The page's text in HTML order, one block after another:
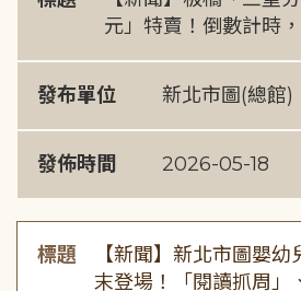
元」特賣！倒數計時
發布單位 新北市圖(總館)
發佈時間 2026-05-18
標題
【新聞】新北市圖嬰
末登場！「閱讀抓周」